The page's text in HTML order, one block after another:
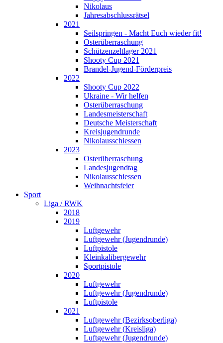
Nikolaus
Jahresabschlussrätsel
2021
Seilspringen - Macht Euch wieder fit!
Osterüberraschung
Schützenzeltlager 2021
Shooty Cup 2021
Brandel-Jugend-Förderpreis
2022
Shooty Cup 2022
Ukraine - Wir helfen
Osterüberraschung
Landesmeisterschaft
Deutsche Meisterschaft
Kreisjugendrunde
Nikolausschiessen
2023
Osterüberraschung
Landesjugendtag
Nikolausschiessen
Weihnachtsfeier
Sport
Liga / RWK
2018
2019
Luftgewehr
Luftgewehr (Jugendrunde)
Luftpistole
Kleinkalibergewehr
Sportpistole
2020
Luftgewehr
Luftgewehr (Jugendrunde)
Luftpistole
2021
Luftgewehr (Bezirksoberliga)
Luftgewehr (Kreisliga)
Luftgewehr (Jugendrunde)